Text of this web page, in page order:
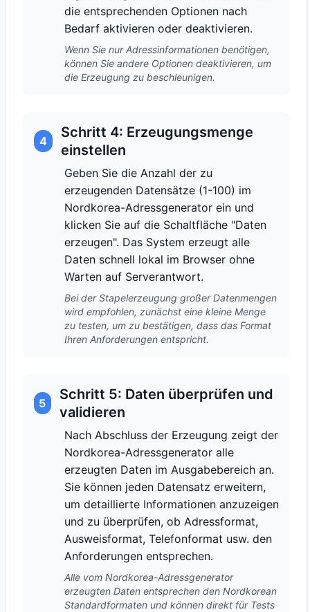
die entsprechenden Optionen nach
Bedarf aktivieren oder deaktivieren.
Wenn Sie nur Adressinformationen benötigen,
können Sie andere Optionen deaktivieren, um
die Erzeugung zu beschleunigen.
4
Schritt 4: Erzeugungsmenge
einstellen
Geben Sie die Anzahl der zu
erzeugenden Datensätze (1-100) im
Nordkorea-Adressgenerator ein und
klicken Sie auf die Schaltfläche "Daten
erzeugen". Das System erzeugt alle
Daten schnell lokal im Browser ohne
Warten auf Serverantwort.
Bei der Stapelerzeugung großer Datenmengen
wird empfohlen, zunächst eine kleine Menge
zu testen, um zu bestätigen, dass das Format
Ihren Anforderungen entspricht.
5
Schritt 5: Daten überprüfen und
validieren
Nach Abschluss der Erzeugung zeigt der
Nordkorea-Adressgenerator alle
erzeugten Daten im Ausgabebereich an.
Sie können jeden Datensatz erweitern,
um detaillierte Informationen anzuzeigen
und zu überprüfen, ob Adressformat,
Ausweisformat, Telefonformat usw. den
Anforderungen entsprechen.
Alle vom Nordkorea-Adressgenerator
erzeugten Daten entsprechen den Nordkorean
Standardformaten und können direkt für Tests